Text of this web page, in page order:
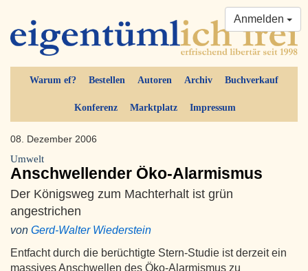
Warum ef? Bestellen Autoren Archiv Buchverkauf
Konferenz Marktplatz Impressum
Anmelden
08. Dezember 2006
Umwelt
Anschwellender Öko-Alarmismus
Der Königsweg zum Machterhalt ist grün
angestrichen
von Gerd-Walter Wiederstein
Entfacht durch die berüchtigte Stern-Studie ist derzeit ein
massives Anschwellen des Öko-Alarmismus zu